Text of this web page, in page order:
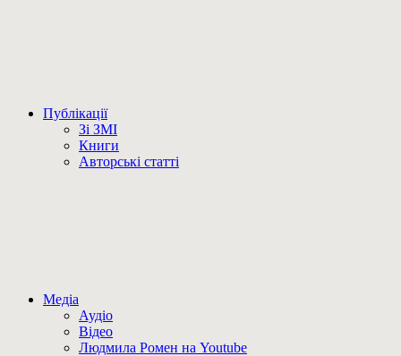
Публікації
Зі ЗМІ
Книги
Авторські статті
Медіа
Аудіо
Відео
Людмила Ромен на Youtube